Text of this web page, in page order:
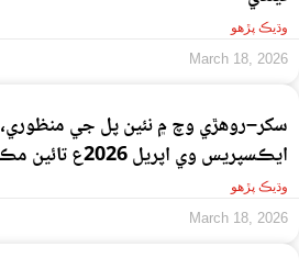
وڌيڪ پڙهو
March 18, 2026
سکر–روهڙي وچ ۾ نئين پل جي منظوري،
ايڪسپريس وي اپريل 2026ع تائين مڪمل ڪرڻ جي هدايت
وڌيڪ پڙهو
March 18, 2026